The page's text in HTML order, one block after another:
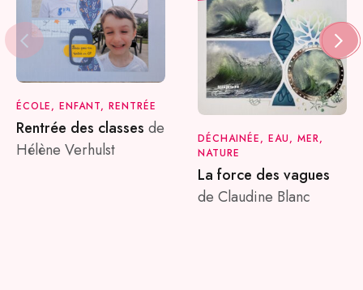
ÉCOLE, ENFANT, RENTRÉE
Rentrée des classes de
Hélène Verhulst
DÉCHAINÉE, EAU, MER,
NATURE
La force des vagues
de Claudine Blanc